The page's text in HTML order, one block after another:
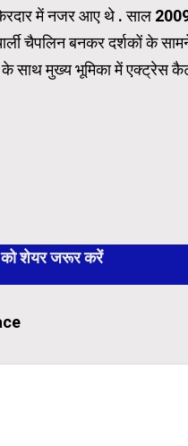
में नजर आए थे . साल 2009
चैपलिन बनकर दर्शकों के
के साथ मुख्य भूमिका में एक्ट्रेस
शेयर जरूर करें